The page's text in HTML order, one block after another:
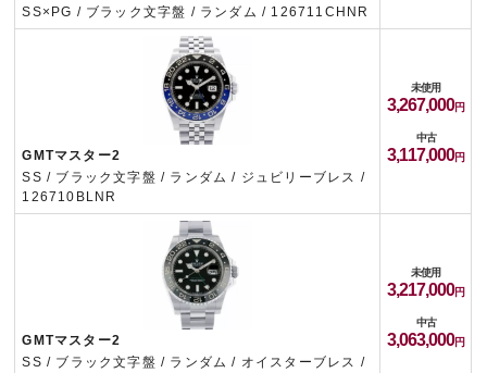
SS×PG / ブラック文字盤 / ランダム / 126711CHNR
GMTマスター2
SS / ブラック文字盤 / ランダム / ジュビリーブレス /
126710BLNR
未使用
3,267,000
中古
3,117,000
GMTマスター2
SS / ブラック文字盤 / ランダム / オイスターブレス /
未使用
3,217,000
中古
3,063,000